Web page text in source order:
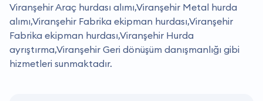
Viranşehir Araç hurdası alımı,Viranşehir Metal hurda
alımı,Viranşehir Fabrika ekipman hurdası,Viranşehir
Fabrika ekipman hurdası,Viranşehir Hurda
ayrıştırma,Viranşehir Geri dönüşüm danışmanlığı gibi
hizmetleri sunmaktadır.